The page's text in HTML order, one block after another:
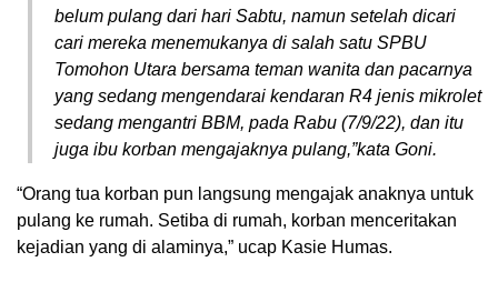
belum pulang dari hari Sabtu, namun setelah dicari
cari mereka menemukanya di salah satu SPBU
Tomohon Utara bersama teman wanita dan pacarnya
yang sedang mengendarai kendaran R4 jenis mikrolet
sedang mengantri BBM, pada Rabu (7/9/22), dan itu
juga ibu korban mengajaknya pulang,”kata Goni.
“Orang tua korban pun langsung mengajak anaknya untuk
pulang ke rumah. Setiba di rumah, korban menceritakan
kejadian yang di alaminya,” ucap Kasie Humas.